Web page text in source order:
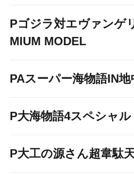
Pゴジラ対エヴァンゲ
MIUM MODEL
PAスーパー海物語IN地
P大海物語4スペシャル
P大工の源さん超韋駄